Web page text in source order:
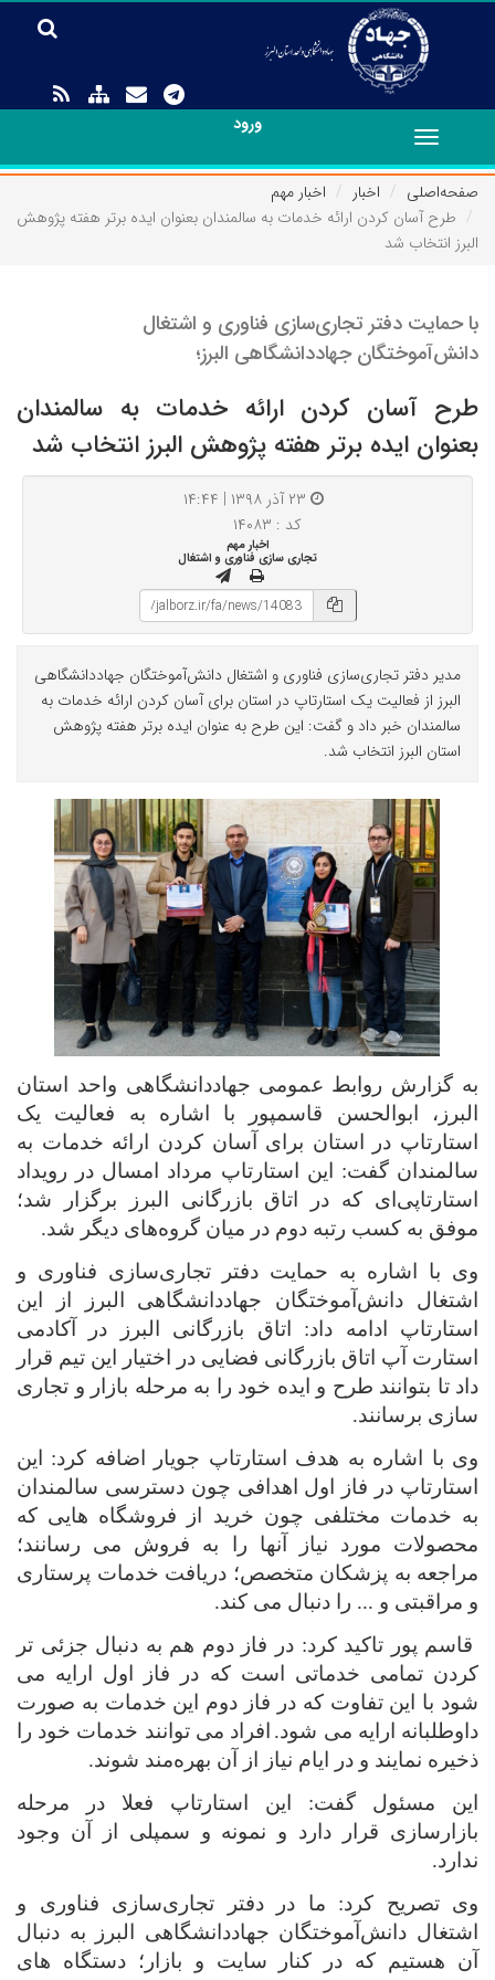
ورود
Toggle
navigation
صفحه‌اصلی
اخبار
اخبار مهم
طرح آسان کردن ارائه خدمات به سالمندان بعنوان ایده برتر هفته پژوهش
البرز انتخاب شد
با حمایت دفتر تجاری‌سازی فناوری و اشتغال
دانش‌آموختگان جهاددانشگاهی البرز؛
طرح آسان کردن ارائه خدمات به سالمندان
بعنوان ایده برتر هفته پژوهش البرز انتخاب شد
۲۳ آذر ۱۳۹۸ | ۱۴:۴۴
کد : ۱۴۰۸۳
اخبار مهم
تجاری سازی فناوری و اشتغال
مدیر دفتر تجاری‌سازی فناوری و اشتغال دانش‌آموختگان جهاددانشگاهی
البرز از فعالیت یک استارتاپ در استان برای آسان کردن ارائه خدمات به
سالمندان خبر داد و گفت: این طرح به عنوان ایده برتر هفته پژوهش
استان البرز انتخاب شد.
به گزارش روابط عمومی جهاددانشگاهی واحد استان
البرز، ابوالحسن قاسمپور با اشاره به فعالیت یک
استارتاپ در استان برای آسان کردن ارائه خدمات به
سالمندان گفت: این استارتاپ مرداد امسال در رویداد
استارتاپی‌ای که در اتاق بازرگانی البرز برگزار شد؛
موفق به کسب رتبه دوم در میان گروه‌های دیگر شد.
وی با اشاره به حمایت دفتر تجاری‌سازی فناوری و
اشتغال دانش‌آموختگان جهاددانشگاهی البرز از این
استارتاپ ادامه داد: اتاق بازرگانی البرز در آکادمی
استارت آپ اتاق بازرگانی فضایی در اختیار این تیم قرار
داد تا بتوانند طرح و ایده خود را به مرحله بازار و تجاری
سازی برسانند.
وی با اشاره به هدف استارتاپ جویار اضافه کرد: این
استارتاپ در فاز اول اهدافی چون دسترسی سالمندان
به خدمات مختلفی چون خرید از فروشگاه هایی که
محصولات مورد نیاز آنها را به فروش می رسانند؛
مراجعه به پزشکان متخصص؛ دریافت خدمات پرستاری
و مراقبتی و ... را دنبال می کند.
قاسم پور تاکید کرد: در فاز دوم هم به دنبال جزئی تر
کردن تمامی خدماتی است که در فاز اول ارایه می
شود با این تفاوت که در فاز دوم این خدمات به صورت
داوطلبانه ارایه می شود. افراد می توانند خدمات خود را
ذخیره نمایند و در ایام نیاز از آن بهره‌مند شوند.
این مسئول گفت: این استارتاپ فعلا در مرحله
بازارسازی قرار دارد و نمونه و سمپلی از آن وجود
ندارد.
وی تصریح کرد: ما در دفتر تجاری‌سازی فناوری و
اشتغال دانش‌آموختگان جهاددانشگاهی البرز به دنبال
آن هستیم که در کنار سایت و بازار؛ دستگاه های